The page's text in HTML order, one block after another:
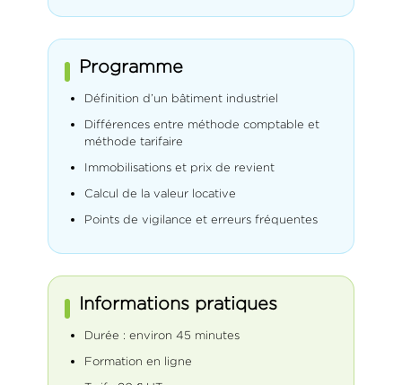
Programme
Définition d’un bâtiment industriel
Différences entre méthode comptable et
méthode tarifaire
Immobilisations et prix de revient
Calcul de la valeur locative
Points de vigilance et erreurs fréquentes
Informations pratiques
Durée : environ 45 minutes
Formation en ligne